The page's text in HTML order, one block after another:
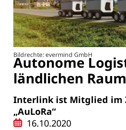
Bildrechte: evermind GmbH
Autonome
ländlichen Raum
Interlink ist Mitglied im
„AuLoRa“
16.10.2020